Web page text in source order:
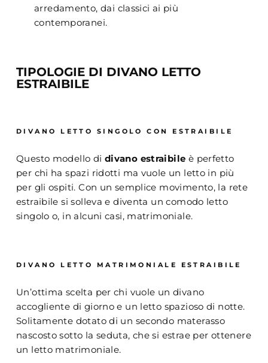
arredamento, dai classici ai più
contemporanei.
TIPOLOGIE DI DIVANO LETTO
ESTRAIBILE
DIVANO LETTO SINGOLO CON ESTRAIBILE
Questo modello di divano estraibile è perfetto
per chi ha spazi ridotti ma vuole un letto in più
per gli ospiti. Con un semplice movimento, la rete
estraibile si solleva e diventa un comodo letto
singolo o, in alcuni casi, matrimoniale.
DIVANO LETTO MATRIMONIALE ESTRAIBILE
Un’ottima scelta per chi vuole un divano
accogliente di giorno e un letto spazioso di notte.
Solitamente dotato di un secondo materasso
nascosto sotto la seduta, che si estrae per ottenere
un letto matrimoniale.